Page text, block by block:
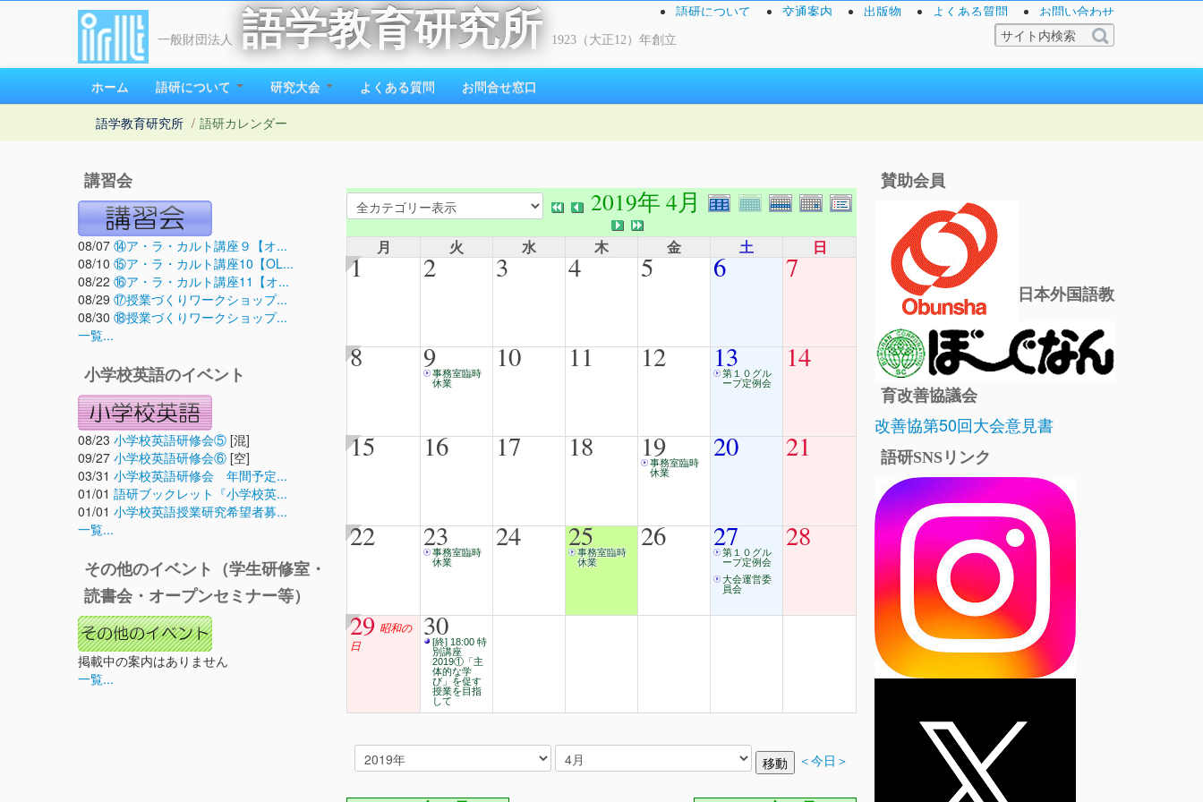
一般財団法人 語学教育研究所 1923（大正12）年創立
語研について 交通案内 出版物 よくある質問 お問い合わせ
ホーム 語研について 研究大会 よくある質問 お問合せ窓口
語学教育研究所 / 語研カレンダー
講習会
08/07 ⑭ア・ラ・カルト講座９【オ...
08/10 ⑮ア・ラ・カルト講座10【OL...
08/22 ⑯ア・ラ・カルト講座11【オ...
08/29 ⑰授業づくりワークショップ...
08/30 ⑱授業づくりワークショップ...
一覧...
小学校英語のイベント
08/23 小学校英語研修会⑤ [混]
09/27 小学校英語研修会⑥ [空]
03/31 小学校英語研修会 年間予定...
01/01 語研ブックレット『小学校英...
01/01 小学校英語授業研究希望者募...
一覧...
その他のイベント（学生研修室・
読書会・オープンセミナー等）
掲載中の案内はありません
一覧...
2019年 4月
月 火 水 木 金 土 日
1 2 3 4 5 6 7
8 9事務室臨時
休業
10 11 12 13
第１０グル
ープ定例会
14
15 16 17 18 19
事務室臨時
休業
20 21
22 23
事務室臨時
休業
24 25
事務室臨時
休業
26 27
第１０グル
ープ定例会
大会運営委
員会
28
29 昭和の
日
30
[終] 18:00 特
別講座
2019①「主
体的な学
び」を促す
授業を目指
して
＜今日＞
賛助会員
日本外国語教
育改善協議会
改善協第50回大会意見書
語研SNSリンク